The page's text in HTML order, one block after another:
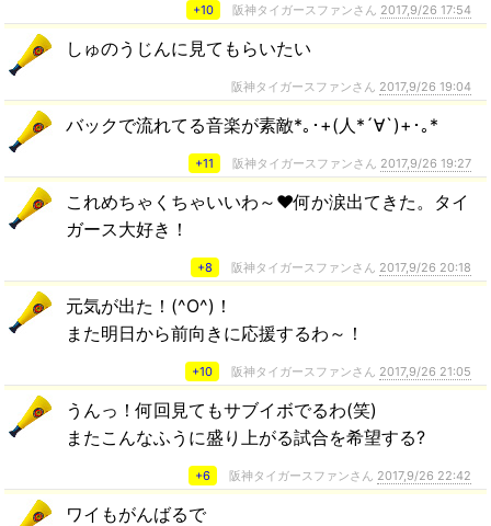
+10 阪神タイガースファンさん 2017,9/26 17:54
しゅのうじんに見てもらいたい
阪神タイガースファンさん 2017,9/26 19:04
バックで流れてる音楽が素敵*｡･+(人*´∀`)+･｡*
+11 阪神タイガースファンさん 2017,9/26 19:27
これめちゃくちゃいいわ～♥️何か涙出てきた。タイ
ガース大好き！
+8 阪神タイガースファンさん 2017,9/26 20:18
元気が出た！(^O^)！
また明日から前向きに応援するわ～！
+10 阪神タイガースファンさん 2017,9/26 21:05
うんっ！何回見てもサブイボでるわ(笑)
またこんなふうに盛り上がる試合を希望する?
+6 阪神タイガースファンさん 2017,9/26 22:42
ワイもがんばるで